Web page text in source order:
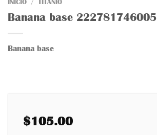
INICIO / TITANIO
Banana base 222781746005
Banana base
$105.00